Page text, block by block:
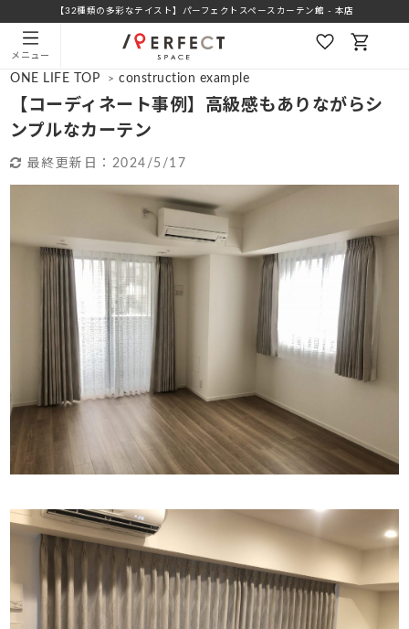
【32種類の多彩なテイスト】パーフェクトスペースカーテン館 - 本店
メニュー
ONE LIFE TOP > construction example
【コーディネート事例】高級感もありながらシ
ンプルなカーテン
最終更新日： 2024/5/17